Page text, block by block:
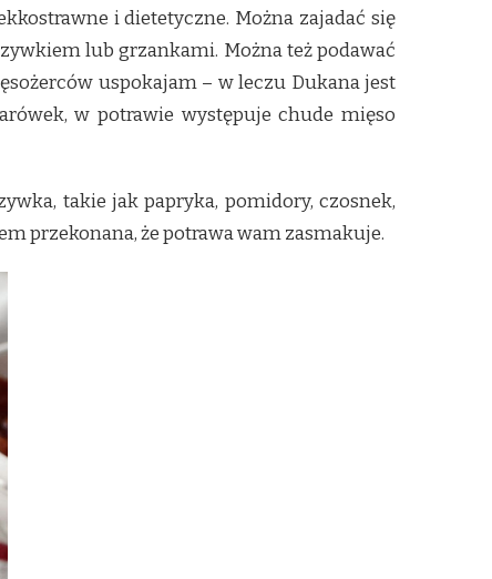
i dietetyczne. Można zajadać się
lub grzankami. Można też podawać
uspokajam – w leczu Dukana jest
w potrawie występuje chude mięso
takie jak papryka, pomidory, czosnek,
przekonana, że potrawa wam zasmakuje.